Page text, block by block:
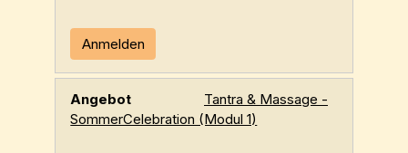
Anmelden
Tantra & Massage -
SommerCelebration (Modul 1)